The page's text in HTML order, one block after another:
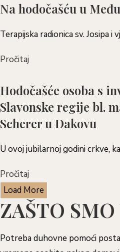
Na hodočašću u
Terapijska radionica sv. Josipa i
Pročitaj
Hodočašće osoba s
Slavonske regije bl.
Scherer u Đakovu
U ovoj jubilarnoj godini crkve,
Pročitaj
Load More
ZAŠTO
Potreba duhovne pomoći